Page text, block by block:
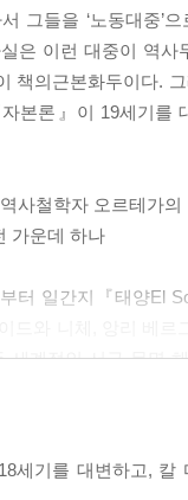
그들을 ‘노동대중’
은 이런 대중이 역
책의근본화두이다.
본론』이 19세기를
사철학자 오르테가의
가운데 하나
부터 일간지『태양El
세계적인 서구 문명
.
완역본
세기를 대변하고,